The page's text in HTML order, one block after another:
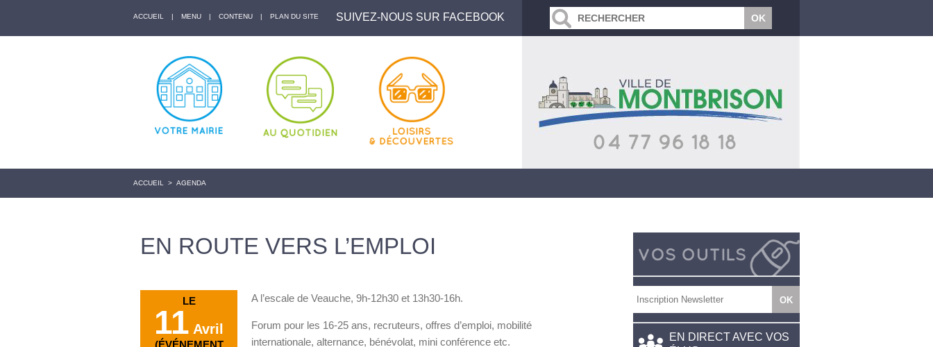
ACCUEIL | MENU | CONTENU | PLAN DU SITE SUIVEZ-NOUS SUR FACEBOOK
ACCUEIL > AGENDA
EN ROUTE VERS L’EMPLOI
LE
11 Avril
(ÉVÉNEMENT
A l’escale de Veauche, 9h-12h30 et 13h30-16h.
Forum pour les 16-25 ans, recruteurs, offres d’emploi, mobilité
internationale, alternance, bénévolat, mini conférence etc.
EN DIRECT AVEC VOS